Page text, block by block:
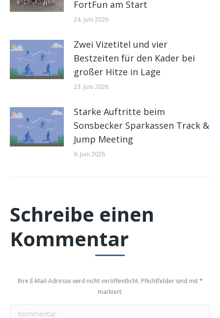
FortFun am Start
24. Juni 2026
Zwei Vizetitel und vier
Bestzeiten für den Kader bei
großer Hitze in Lage
23. Juni 2026
Starke Auftritte beim
Sonsbecker Sparkassen Track &
Jump Meeting
9. Juni 2026
Schreibe einen
Kommentar
Ihre E-Mail-Adresse wird nicht veröffentlicht. Pflichtfelder sind mit*
markiert.
Kommentar